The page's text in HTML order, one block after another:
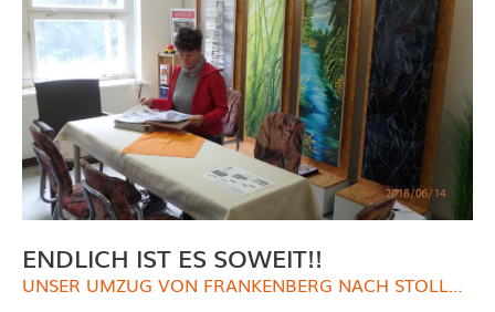
ENDLICH IST ES SOWEIT!!
UNSER UMZUG VON FRANKENBERG NACH STOLLBERG